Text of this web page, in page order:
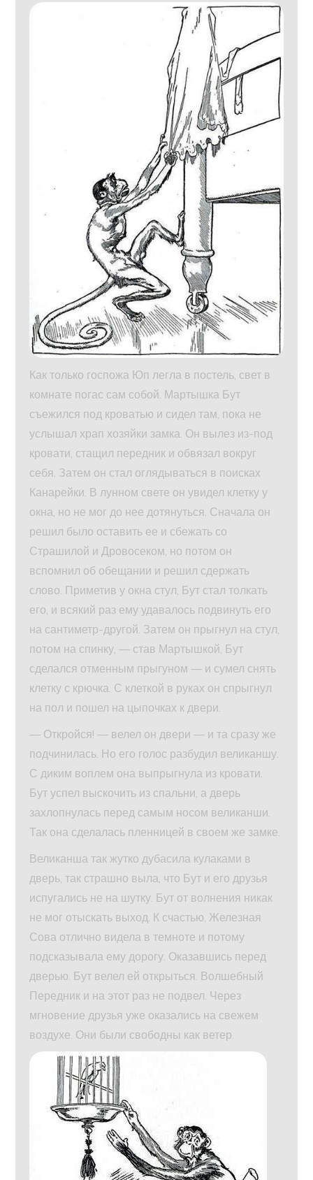
Как только госпожа Юп легла в постель, свет в
комнате погас сам собой. Мартышка Бут
съежился под кроватью и сидел там, пока не
услышал храп хозяйки замка. Он вылез из-под
кровати, стащил передник и обвязал вокруг
себя. Затем он стал оглядываться в поисках
Канарейки. В лунном свете он увидел клетку у
окна, но не мог до нее дотянуться. Сначала он
решил было оставить ее и сбежать со
Страшилой и Дровосеком, но потом он
вспомнил об обещании и решил сдержать
слово. Приметив у окна стул, Бут стал толкать
его, и всякий раз ему удавалось подвинуть его
на сантиметр-другой. Затем он прыгнул на стул,
потом на спинку, — став Мартышкой, Бут
сделался отменным прыгуном — и сумел снять
клетку с крючка. С клеткой в руках он спрыгнул
на пол и пошел на цыпочках к двери.
— Откройся! — велел он двери — и та сразу же
подчинилась. Но его голос разбудил великаншу.
С диким воплем она выпрыгнула из кровати.
Бут успел выскочить из спальни, а дверь
захлопнулась перед самым носом великанши.
Так она сделалась пленницей в своем же замке.
Великанша так жутко дубасила кулаками в
дверь, так страшно выла, что Бут и его друзья
испугались не на шутку. Бут от волнения никак
не мог отыскать выход. К счастью, Железная
Сова отлично видела в темноте и потому
подсказывала ему дорогу. Оказавшись перед
дверью. Бут велел ей открыться. Волшебный
Передник и на этот раз не подвел. Через
мгновение друзья уже оказались на свежем
воздухе. Они были свободны как ветер.